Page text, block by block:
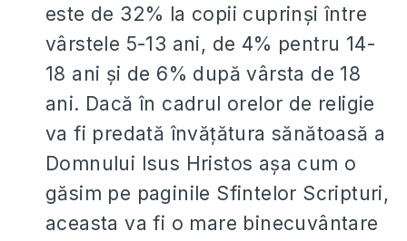
este de 32% la copii cuprinşi între
vârstele 5-13 ani, de 4% pentru 14-
18 ani şi de 6% după vârsta de 18
ani. Dacă în cadrul orelor de religie
va fi predată învăţătura sănătoasă a
Domnului Isus Hristos aşa cum o
găsim pe paginile Sfintelor Scripturi,
aceasta va fi o mare binecuvântare